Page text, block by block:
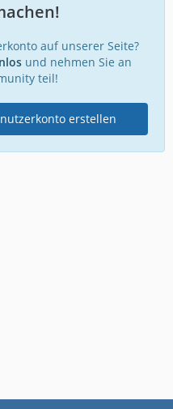
auf unserer Seite?
und nehmen Sie an
teil!
erstellen